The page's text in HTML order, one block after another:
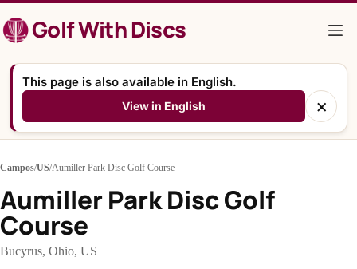
al
contenidoGolf With Discs
This page is also available in English.
View in English ×
Campos/US/Aumiller Park Disc Golf Course
Aumiller Park Disc Golf
Course
Bucyrus, Ohio, US